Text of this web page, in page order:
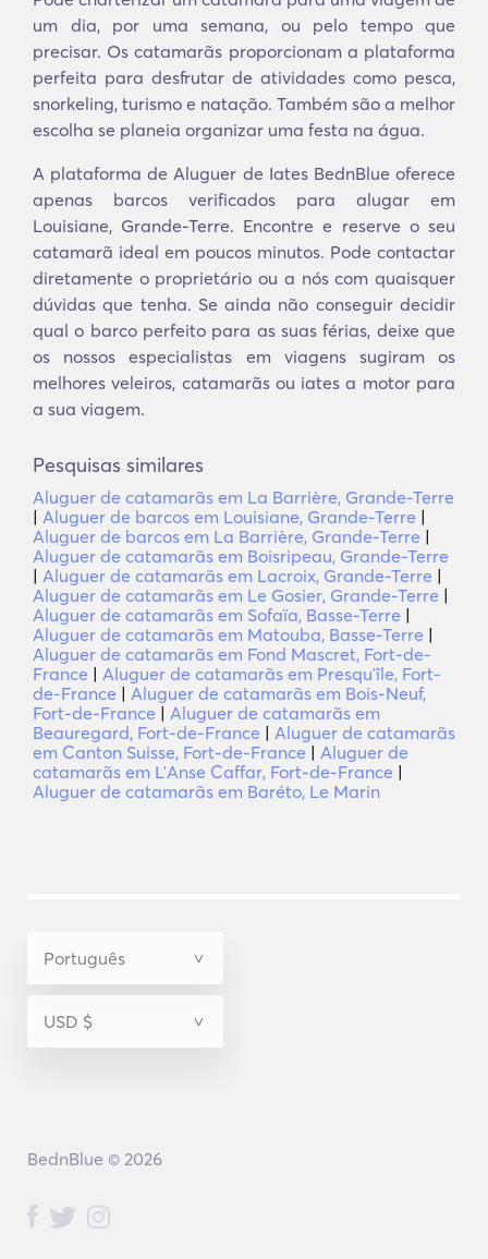
um dia, por uma semana, ou pelo tempo que
precisar. Os catamarãs proporcionam a plataforma
perfeita para desfrutar de atividades como pesca,
snorkeling, turismo e natação. Também são a melhor
escolha se planeia organizar uma festa na água.
A plataforma de Aluguer de Iates BednBlue oferece
apenas barcos verificados para alugar em
Louisiane, Grande-Terre. Encontre e reserve o seu
catamarã ideal em poucos minutos. Pode contactar
diretamente o proprietário ou a nós com quaisquer
dúvidas que tenha. Se ainda não conseguir decidir
qual o barco perfeito para as suas férias, deixe que
os nossos especialistas em viagens sugiram os
melhores veleiros, catamarãs ou iates a motor para
a sua viagem.
Pesquisas similares
Aluguer de catamarãs em La Barrière, Grande-Terre
| Aluguer de barcos em Louisiane, Grande-Terre |
Aluguer de barcos em La Barrière, Grande-Terre |
Aluguer de catamarãs em Boisripeau, Grande-Terre
| Aluguer de catamarãs em Lacroix, Grande-Terre |
Aluguer de catamarãs em Le Gosier, Grande-Terre |
Aluguer de catamarãs em Sofaïa, Basse-Terre |
Aluguer de catamarãs em Matouba, Basse-Terre |
Aluguer de catamarãs em Fond Mascret, Fort-de-
France | Aluguer de catamarãs em Presquʼîle, Fort-
de-France | Aluguer de catamarãs em Bois-Neuf,
Fort-de-France | Aluguer de catamarãs em
Beauregard, Fort-de-France | Aluguer de catamarãs
em Canton Suisse, Fort-de-France | Aluguer de
catamarãs em LʼAnse Caffar, Fort-de-France |
Aluguer de catamarãs em Baréto, Le Marin
BednBlue © 2026